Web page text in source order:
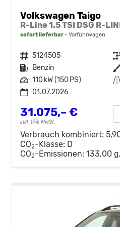
Volkswagen Taigo
sofort lieferbar Vorführwagen
Fahrzeugnr. 5124505
Kraftstoff Benzin
Leistung 110 kW (150 PS) Kilometerstand
01.07.2026
31.075,– €
incl. 19% MwSt.
Verbrauch kombiniert:
CO2-Klasse: D
CO2-Emissionen: 133,00